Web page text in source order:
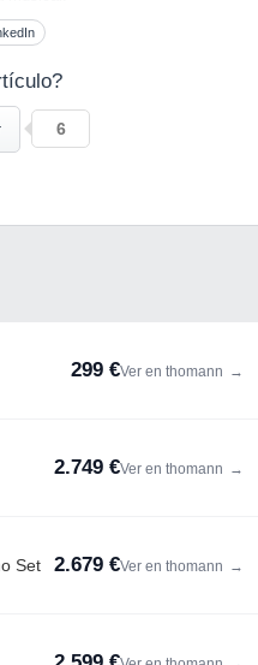
6
299 €Ver en thomann →
2.749 €Ver en thomann →
Set 2.679 €Ver en thomann →